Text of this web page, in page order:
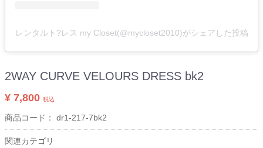
レンタルト?レス my Closet(@mycloset2010)がシェアした投稿
2WAY CURVE VELOURS DRESS bk2
¥ 7,800 税込
商品コード： dr1-217-7bk2
関連カテゴリ